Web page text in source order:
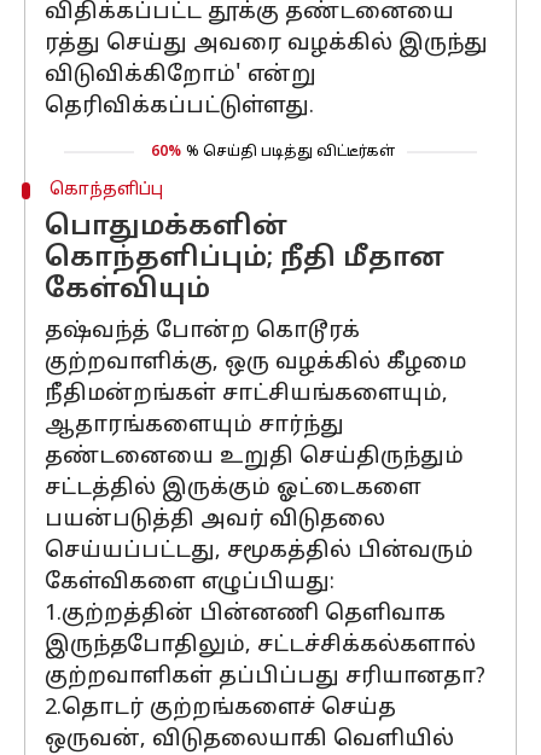
விதிக்கப்பட்ட தூக்கு தண்டனையை
ரத்து செய்து அவரை வழக்கில் இருந்து
விடுவிக்கிறோம்' என்று
தெரிவிக்கப்பட்டுள்ளது.
60% % செய்தி படித்து விட்டீர்கள்
கொந்தளிப்பு
பொதுமக்களின்
கொந்தளிப்பும்; நீதி மீதான
கேள்வியும்
தஷ்வந்த் போன்ற கொடூரக்
குற்றவாளிக்கு, ஒரு வழக்கில் கீழமை
நீதிமன்றங்கள் சாட்சியங்களையும்,
ஆதாரங்களையும் சார்ந்து
தண்டனையை உறுதி செய்திருந்தும்
சட்டத்தில் இருக்கும் ஓட்டைகளை
பயன்படுத்தி அவர் விடுதலை
செய்யப்பட்டது, சமூகத்தில் பின்வரும்
கேள்விகளை எழுப்பியது:
1.குற்றத்தின் பின்னணி தெளிவாக
இருந்தபோதிலும், சட்டச்சிக்கல்களால்
குற்றவாளிகள் தப்பிப்பது சரியானதா?
2.தொடர் குற்றங்களைச் செய்த
ஒருவன், விடுதலையாகி வெளியில்